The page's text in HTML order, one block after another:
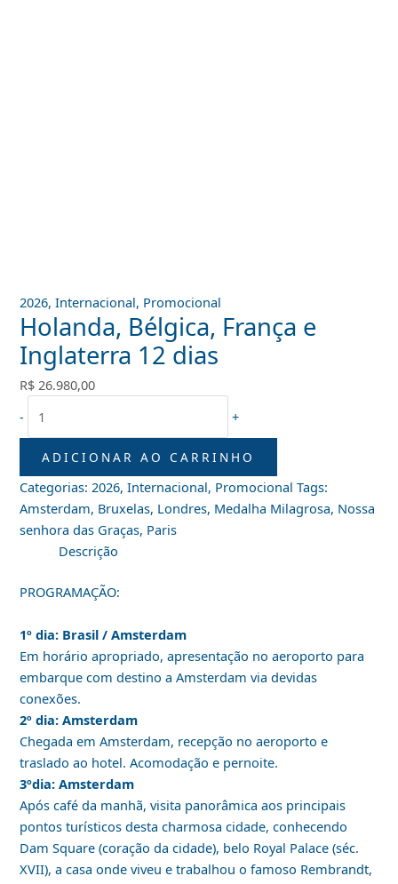
2026,Internacional, Promocional
Holanda, Bélgica, França e
Inglaterra 12 dias
R$ 26.980,00
-
+
ADICIONAR AO CARRINHO
Categorias:2026,Internacional, Promocional Tags:
Amsterdam, Bruxelas, Londres, Medalha Milagrosa, Nossa
senhora das Graças, Paris
Descrição
PROGRAMAÇÃO:
1º dia: Brasil / Amsterdam
Em horário apropriado, apresentação no aeroporto para
embarque com destino a Amsterdam via devidas
conexões.
2º dia: Amsterdam
Chegada em Amsterdam, recepção no aeroporto e
traslado ao hotel. Acomodação e pernoite.
3ºdia: Amsterdam
Após café da manhã, visita panorâmica aos principais
pontos turísticos desta charmosa cidade, conhecendo
Dam Square (coração da cidade), belo Royal Palace (séc.
XVII), a casa onde viveu e trabalhou o famoso Rembrandt,